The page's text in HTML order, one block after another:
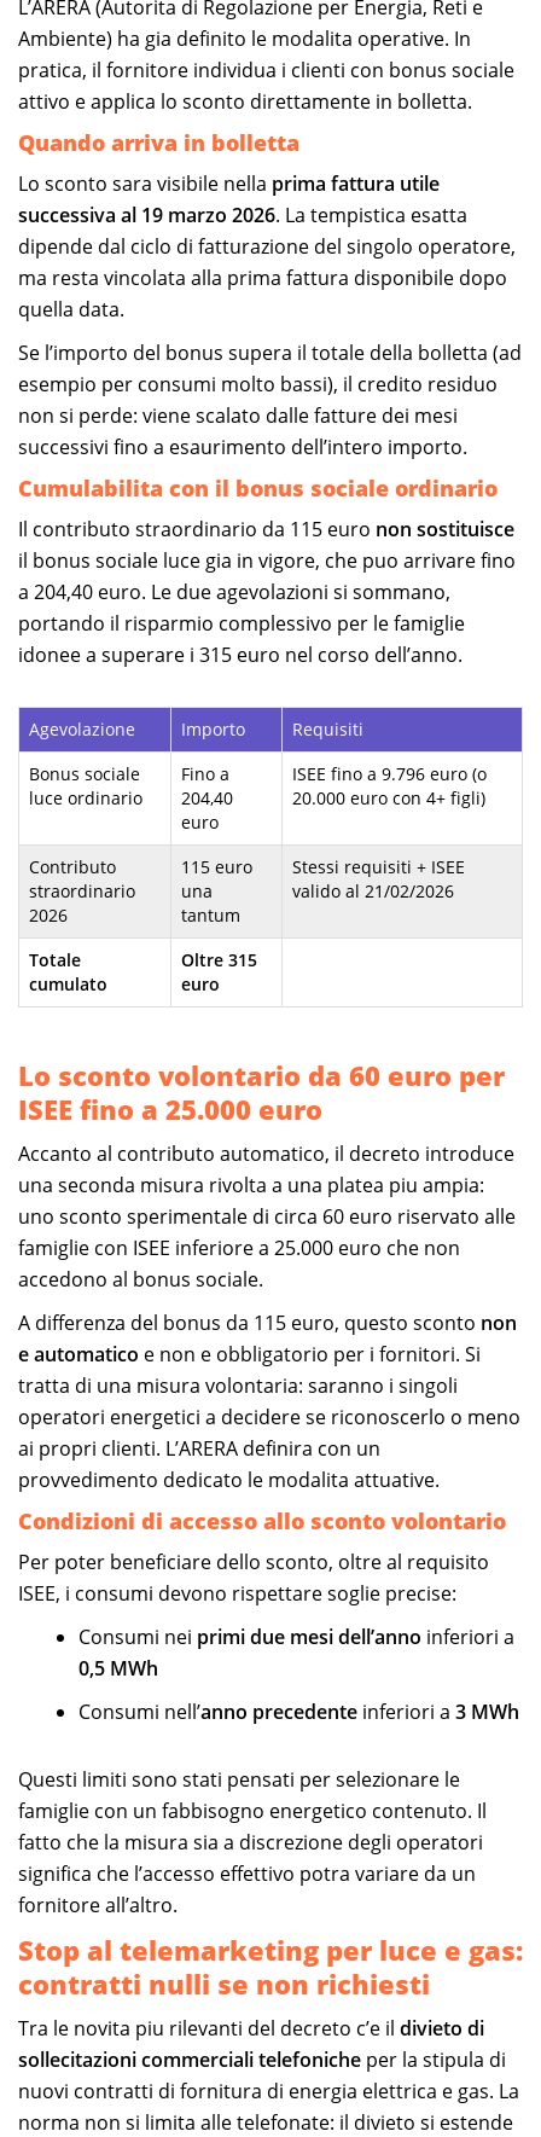
L’ARERA (Autorita di Regolazione per Energia, Reti e
Ambiente) ha gia definito le modalita operative. In
pratica, il fornitore individua i clienti con bonus sociale
attivo e applica lo sconto direttamente in bolletta.
Quando arriva in bolletta
Lo sconto sara visibile nella prima fattura utile
successiva al 19 marzo 2026. La tempistica esatta
dipende dal ciclo di fatturazione del singolo operatore,
ma resta vincolata alla prima fattura disponibile dopo
quella data.
Se l’importo del bonus supera il totale della bolletta (ad
esempio per consumi molto bassi), il credito residuo
non si perde: viene scalato dalle fatture dei mesi
successivi fino a esaurimento dell’intero importo.
Cumulabilita con il bonus sociale ordinario
Il contributo straordinario da 115 euro non sostituisce
il bonus sociale luce gia in vigore, che puo arrivare fino
a 204,40 euro. Le due agevolazioni si sommano,
portando il risparmio complessivo per le famiglie
idonee a superare i 315 euro nel corso dell’anno.
Agevolazione Importo
Requisiti
Bonus sociale
luce ordinario
Fino a
204,40
euro
ISEE fino a 9.796 euro (o
20.000 euro con 4+ figli)
Contributo
straordinario
2026
115 euro
una
tantum
Stessi requisiti + ISEE
valido al 21/02/2026
Totale
cumulato
Oltre 315
euro
Lo sconto volontario da 60 euro per
ISEE fino a 25.000 euro
Accanto al contributo automatico, il decreto introduce
una seconda misura rivolta a una platea piu ampia:
uno sconto sperimentale di circa 60 euro riservato alle
famiglie con ISEE inferiore a 25.000 euro che non
accedono al bonus sociale.
A differenza del bonus da 115 euro, questo sconto non
e automatico e non e obbligatorio per i fornitori. Si
tratta di una misura volontaria: saranno i singoli
operatori energetici a decidere se riconoscerlo o meno
ai propri clienti. L’ARERA definira con un
provvedimento dedicato le modalita attuative.
Condizioni di accesso allo sconto volontario
Per poter beneficiare dello sconto, oltre al requisito
ISEE, i consumi devono rispettare soglie precise:
Consumi nei primi due mesi dell’anno inferiori a
0,5 MWh
Consumi nell’anno precedente inferiori a 3 MWh
Questi limiti sono stati pensati per selezionare le
famiglie con un fabbisogno energetico contenuto. Il
fatto che la misura sia a discrezione degli operatori
significa che l’accesso effettivo potra variare da un
fornitore all’altro.
Stop al telemarketing per luce e gas:
contratti nulli se non richiesti
Tra le novita piu rilevanti del decreto c’e il divieto di
sollecitazioni commerciali telefoniche per la stipula di
nuovi contratti di fornitura di energia elettrica e gas. La
norma non si limita alle telefonate: il divieto si estende